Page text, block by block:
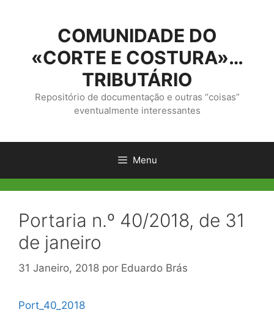
conteúdo
COMUNIDADE DO
«CORTE E COSTURA»…
TRIBUTÁRIO
Repositório de documentação e outras “coisas”
eventualmente interessantes
Menu
Portaria n.º 40/2018, de 31
de janeiro
31 Janeiro, 2018 por Eduardo Brás
Port_40_2018